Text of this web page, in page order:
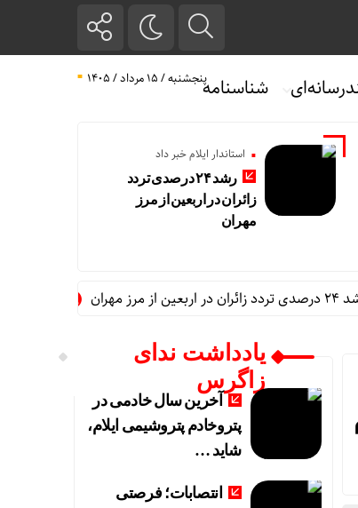
شناسنامهپنجشنبه / ۱۵ مرداد / ۱۴۰۵
استاندار ایلام خبر داد
رشد ۲۴ درصدی تردد
زائران در اربعین از مرز
مهران
رئیس ستاد مرکزی
یادداشت ندای
زاگرس
آخرین سال خادمی در
پتروخادم پتروشیمی ایلام،
شاید …
انتصابات؛ فرصتی